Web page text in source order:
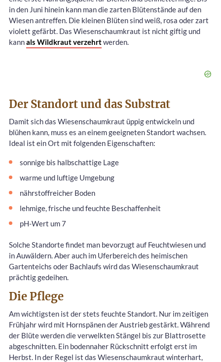
in den Juni hinein kann man die zarten Blütenstände auf den
Wiesen antreffen. Die kleinen Blüten sind weiß, rosa oder zart
violett gefärbt. Das Wiesenschaumkraut ist nicht giftig und
kannals Wildkraut verzehrtwerden.
Der Standort und das Substrat
Damit sich das Wiesenschaumkraut üppig entwickeln und
blühen kann, muss es an einem geeigneten Standort wachsen.
Ideal ist ein Ort mit folgenden Eigenschaften:
sonnige bis halbschattige Lage
warme und luftige Umgebung
nährstoffreicher Boden
lehmige, frische und feuchte Beschaffenheit
pH-Wert um 7
Solche Standorte findet man bevorzugt auf Feuchtwiesen und
in Auwäldern. Aber auch im Uferbereich des heimischen
Gartenteichs oder Bachlaufs wird das Wiesenschaumkraut
prächtig gedeihen.
Die Pflege
Am wichtigsten ist der stets feuchte Standort. Nur im zeitigen
Frühjahr wird mit Hornspänen der Austrieb gestärkt. Während
der Blüte werden die verwelkten Stängel bis zur Blattrosette
abgeschnitten. Ein bodennaher Rückschnitt erfolgt erst im
Herbst. In der Regel ist das Wiesenschaumkraut winterhart,